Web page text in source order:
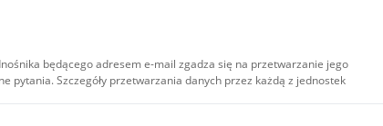
będącego adresem e-mail zgadza się na przetwarzanie jego
pytania. Szczegóły przetwarzania danych przez każdą z jednostek